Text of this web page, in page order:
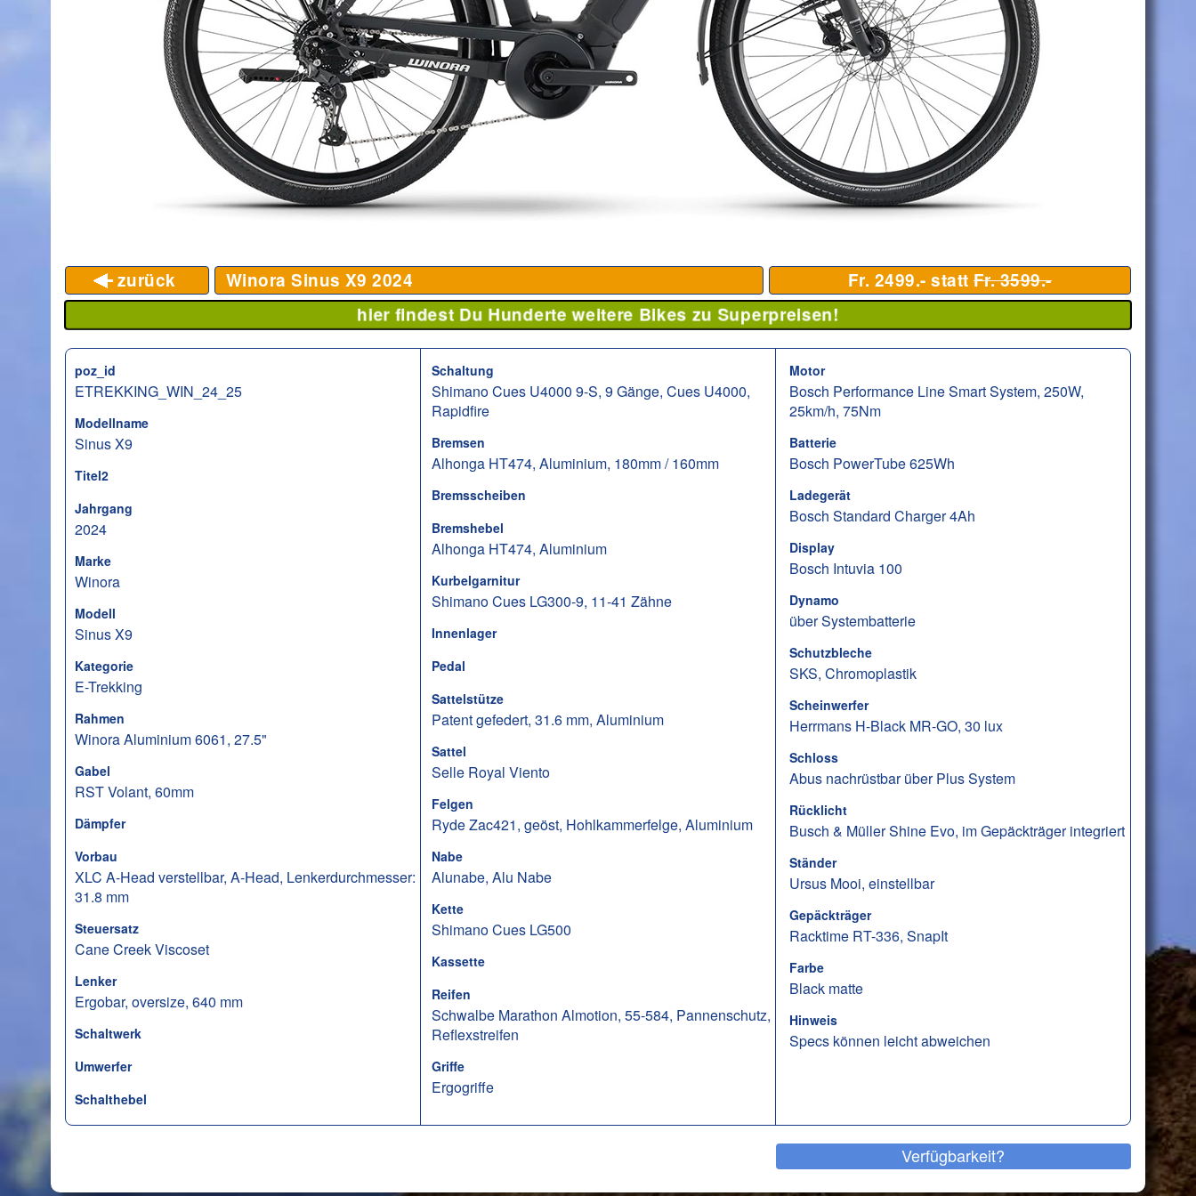
zurück Winora Sinus X9 2024 Fr. 2499.- statt Fr. 3599.-
hier findest Du Hunderte weitere Bikes zu Superpreisen!
poz_id
ETREKKING_WIN_24_25
Modellname
Sinus X9
Titel2
Jahrgang
2024
Marke
Winora
Modell
Sinus X9
Kategorie
E-Trekking
Rahmen
Winora Aluminium 6061, 27.5"
Gabel
RST Volant, 60mm
Dämpfer
Vorbau
XLC A-Head verstellbar, A-Head, Lenkerdurchmesser:
31.8 mm
Steuersatz
Cane Creek Viscoset
Lenker
Ergobar, oversize, 640 mm
Schaltwerk
Umwerfer
Schalthebel
Schaltung
Shimano Cues U4000 9-S, 9 Gänge, Cues U4000,
Rapidfire
Bremsen
Alhonga HT474, Aluminium, 180mm / 160mm
Bremsscheiben
Bremshebel
Alhonga HT474, Aluminium
Kurbelgarnitur
Shimano Cues LG300-9, 11-41 Zähne
Innenlager
Pedal
Sattelstütze
Patent gefedert, 31.6 mm, Aluminium
Sattel
Selle Royal Viento
Felgen
Ryde Zac421, geöst, Hohlkammerfelge, Aluminium
Nabe
Alunabe, Alu Nabe
Kette
Shimano Cues LG500
Kassette
Reifen
Schwalbe Marathon Almotion, 55-584, Pannenschutz,
Reflexstreifen
Griffe
Ergogriffe
Motor
Bosch Performance Line Smart System, 250W,
25km/h, 75Nm
Batterie
Bosch PowerTube 625Wh
Ladegerät
Bosch Standard Charger 4Ah
Display
Bosch Intuvia 100
Dynamo
über Systembatterie
Schutzbleche
SKS, Chromoplastik
Scheinwerfer
Herrmans H-Black MR-GO, 30 lux
Schloss
Abus nachrüstbar über Plus System
Rücklicht
Busch & Müller Shine Evo, im Gepäckträger integriert
Ständer
Ursus Mooi, einstellbar
Gepäckträger
Racktime RT-336, SnapIt
Farbe
Black matte
Hinweis
Specs können leicht abweichen
Verfügbarkeit?